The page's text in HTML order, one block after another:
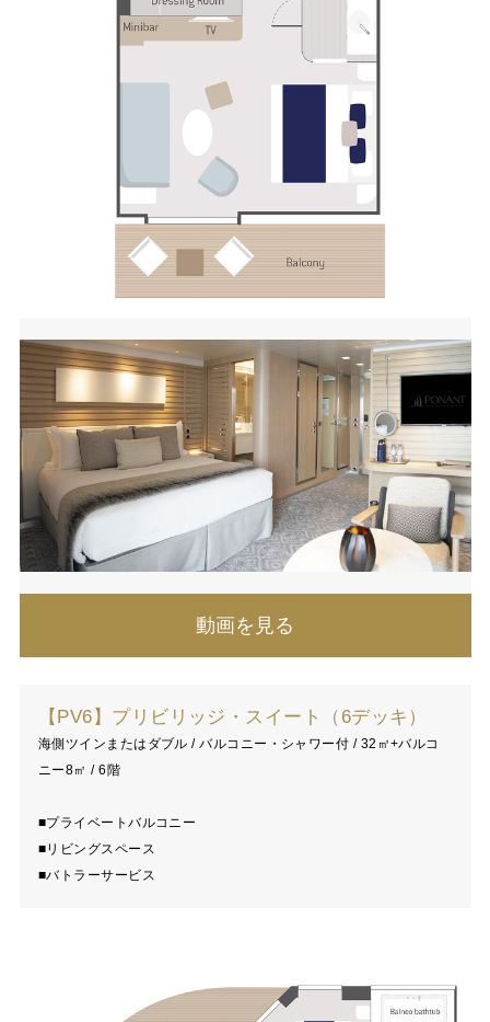
動画を見る
【PV6】プリビリッジ・スイート（6デッキ）
海側ツインまたはダブル / バルコニー・シャワー付 / 32㎡+バルコ
ニー8㎡ / 6階
■プライベートバルコニー
■リビングスペース
■バトラーサービス